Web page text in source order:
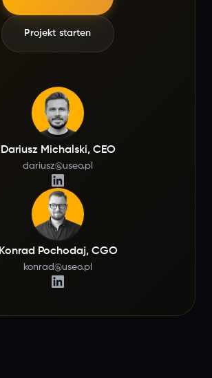
Projekt starten
Dariusz Michalski, CEO
dariusz@useo.pl
Konrad Pochodaj, CGO
konrad@useo.pl